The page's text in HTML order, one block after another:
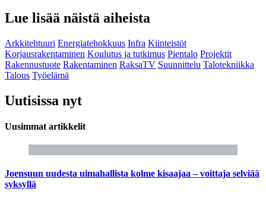
Lue lisää näistä aiheista
Arkkitehtuuri Energiatehokkuus Infra Kiinteistöt
Korjausrakentaminen Koulutus ja tutkimus Pientalo Projektit
Rakennustuote Rakentaminen RaksaTV Suunnittelu Talotekniikka
Talous Työelämä
Uutisissa nyt
Uusimmat artikkelit
Joensuun uudesta uimahallista kolme kisaajaa – voittaja selviää
syksyllä